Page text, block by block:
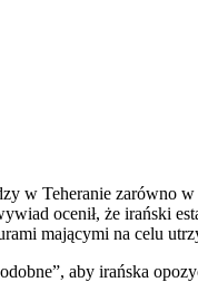
w Teheranie zarówno
ocenił, że irański
mającymi na celu
aby irańska